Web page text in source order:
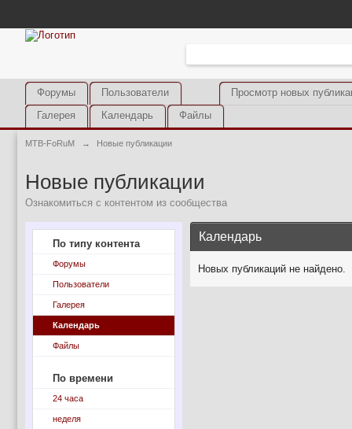
Просмотр новых
Форумы
Пользователи
Галерея
Календарь Файлы
MTB-FoRuM → Новые публикации
Новые публикации
Ознакомиться с контентом из сообщества
По типу контента
Форумы
Пользователи
Галерея
Календарь
Файлы
По времени
24 часа
неделя
Календарь
Новых публикаций не найдено.